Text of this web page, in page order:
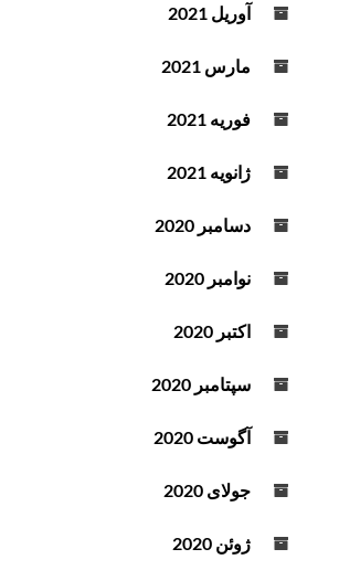
آوریل 2021
مارس 2021
فوریه 2021
ژانویه 2021
دسامبر 2020
نوامبر 2020
اکتبر 2020
سپتامبر 2020
آگوست 2020
جولای 2020
ژوئن 2020